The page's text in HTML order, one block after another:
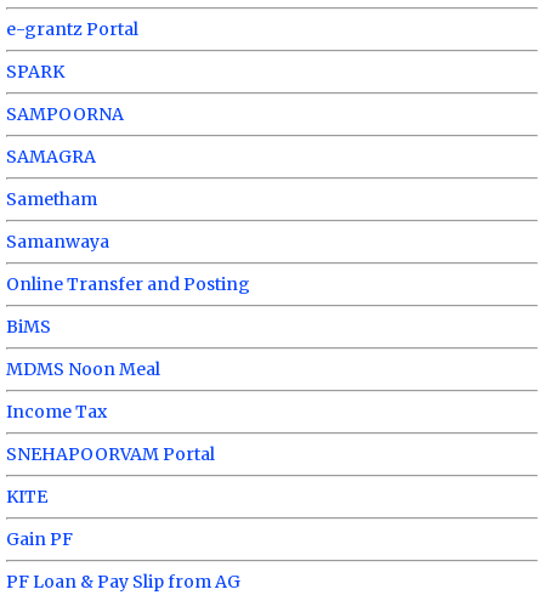
e-grantz Portal
SPARK
SAMPOORNA
SAMAGRA
Sametham
Samanwaya
Online Transfer and Posting
BiMS
MDMS Noon Meal
Income Tax
SNEHAPOORVAM Portal
KITE
Gain PF
PF Loan & Pay Slip from AG